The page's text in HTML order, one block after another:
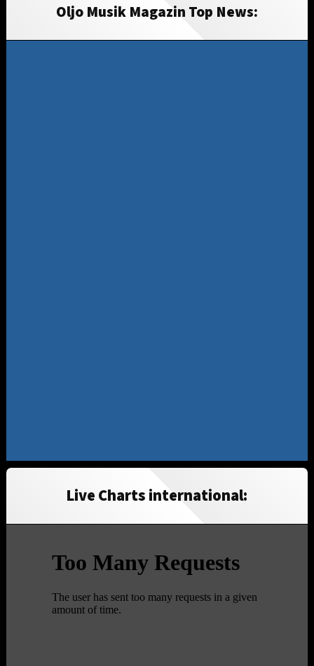
Oljo Musik Magazin Top News:
Live Charts international: